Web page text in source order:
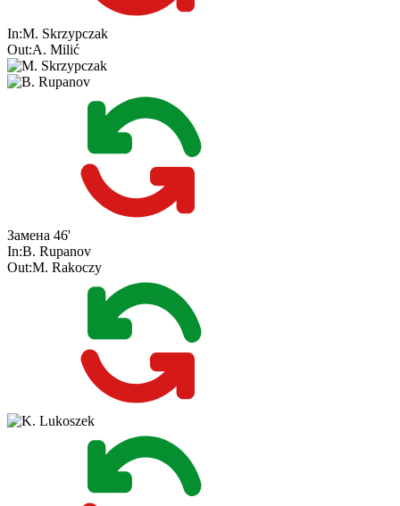
In:M. Skrzypczak
Out:A. Milić
Замена 46'
In:B. Rupanov
Out:M. Rakoczy